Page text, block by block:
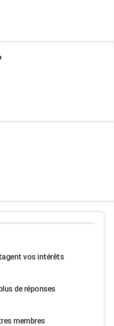
vos intérêts
de réponses
membres